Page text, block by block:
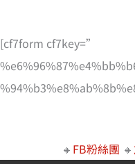
[cf7form cf7key=”
🔸 FB粉絲團 🔸